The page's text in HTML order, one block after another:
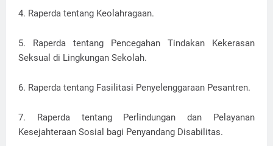
4. Raperda tentang Keolahragaan.
5. Raperda tentang Pencegahan Tindakan Kekerasan
Seksual di Lingkungan Sekolah.
6. Raperda tentang Fasilitasi Penyelenggaraan Pesantren.
7. Raperda tentang Perlindungan dan Pelayanan
Kesejahteraan Sosial bagi Penyandang Disabilitas.